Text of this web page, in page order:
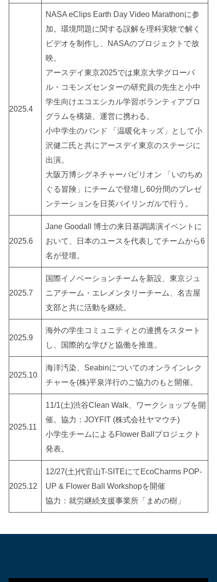
2025.4
NASA eClips Earth Day Video Marathonに参
加。環境問題に関する誤解を理科実験で解く
ビデオを制作し、NASAのプロジェクトで放
映。
アースデイ東京2025では東京大学グローバ
ル・コモンズセンターの研究員の先生と小中
学生向けエコエシカル学習ボランティアプロ
グラムを構築、運営に携わる。
小中学生のバンド 「温暖化キッズ」として小
沢健二氏と共にアースデイ東京のステージに
出演。
大阪万博シグネチャーパビリオン 「いのちめ
ぐる冒険」にチームで登壇し60分間のプレゼ
ンテーションを日英バイリンガルで行う。
2025.6
Jane Goodall 博士の来日基調講演イベントに
おいて、日本のユースを代表してチームから6
名が登壇。
2025.7
国際イノベーションチームを新設、東京ジュ
ニアチーム・エレメンタリーチーム、名古屋
支部と共に活動を継続。
2025.9
海外の学生コミュニティとの連携をスタート
し、国際的な学びと協働を推進。
2025.10
海洋汚染、Seabinについてのオンラインレク
チャーを(株)平泉洋行のご協力のもと開催。
2025.11
11/1(土)渋谷Clean Walk、ワークショップを開
催。協力：JOYFIT (株式会社ヤマウチ)
小学生チームによるFlower Ballプロジェクト
発表。
2025.12
12/27(土)代官山T-SITEにてEcoCharms POP-
UP & Flower Ball Workshopを開催
協力：就労継続支援事業所「まめの樹」